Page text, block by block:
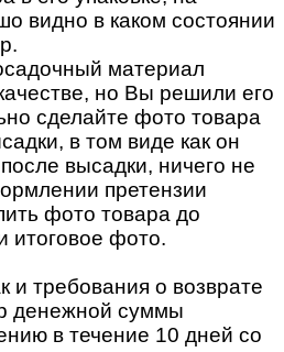
видно в каком состоянии
материал
но Вы решили его
сделайте фото товара
в том виде как он
высадки, ничего не
претензии
фото товара до
итоговое фото.
и требования о возврате
денежной суммы
в течение 10 дней со